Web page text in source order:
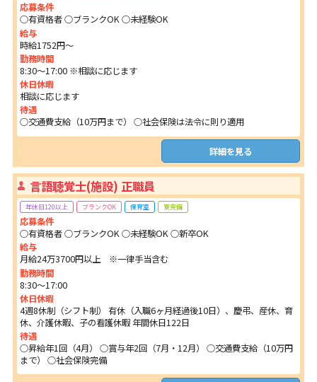
応募条件
○有資格者 ○ブランクOK ○未経験OK
給与
時給1752円～
勤務時間
8:30～17:00 ※相談に応じます
休日休暇
相談に応じます
待遇
○交通費支給（10万円まで） ○社会保険は法令に則り適用
詳細を見る
言語聴覚士(施設) 正職員
年休日120以上 ブランクOK 保育室 寮完備
応募条件
○有資格者 ○ブランクOK ○未経験OK ○新卒OK
給与
月給24万3700円以上 ※一律手当含む
勤務時間
8:30～17:00
休日休暇
4週8休制（シフト制） 有休（入職6ヶ月経過後10日）、慶弔、産休、育
休、介護休暇、子の看護休暇 年間休日122日
待遇
○昇給年1回（4月） ○賞与年2回（7月・12月） ○交通費支給（10万円
まで） ○社会保険完備